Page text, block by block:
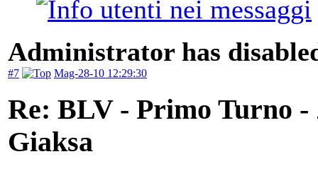
Administrator has
#7 Mag-28-10 12:29:30
Re: BLV - Primo Turno
Giaksa